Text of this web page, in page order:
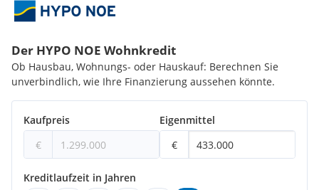
Für genauere Informationen und ein unverbindliches
Beratungsgespräch freuen wir uns auf Ihre Anfrage!
Ich freue mich auf Ihre Anfrage und stehe für weitere
Informationen jederzeit zur Verfügung.
Amir Tarab, BA
at@wolfundsohn.com
Tel:+43 660 383 15 66
Der HYPO NOE Wohnkredit
Ob Hausbau, Wohnungs- oder Hauskauf: Berechnen Sie
unverbindlich, wie Ihre Finanzierung aussehen könnte.
Kaufpreis
€
Eigenmittel
€
Kreditlaufzeit in Jahren